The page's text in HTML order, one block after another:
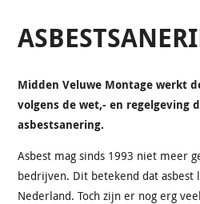
Midden Veluwe Montage werkt
volgens de wet,- en regelgeving
asbestsanering.
Asbest mag sinds 1993 niet meer
bedrijven. Dit betekend dat asbest
Nederland. Toch zijn er nog erg